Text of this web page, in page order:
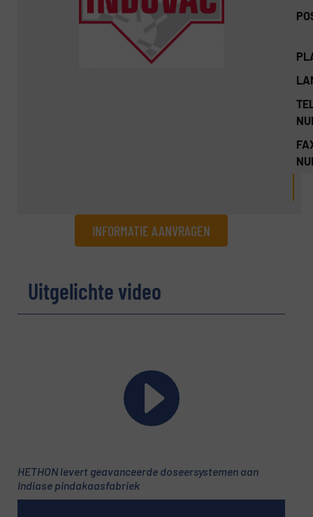
INFORMATIE AANVRAGEN
Naam(Vereist)
Telefoonnummer
Uitgelichte video
HETHON levert geavanceerde doseersystemen aan
Indiase pindakaasfabriek